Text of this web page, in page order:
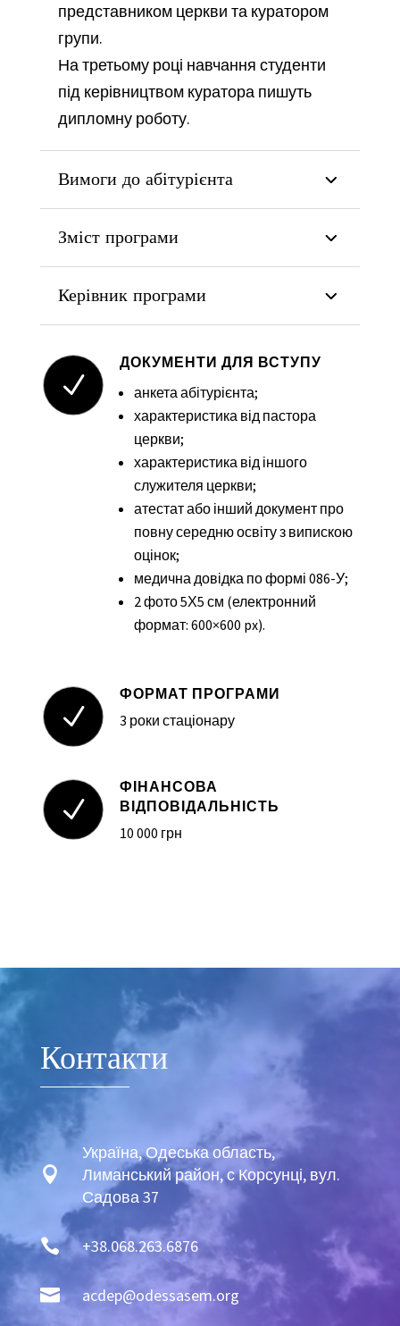
представником церкви та куратором
групи.
На третьому році навчання студенти
під керівництвом куратора пишуть
дипломну роботу.
Вимоги до абітурієнта
Зміст програми
Керівник програми
N
ДОКУМЕНТИ ДЛЯ ВСТУПУ
анкета абітурієнта;
характеристика від пастора
церкви;
характеристика від іншого
служителя церкви;
атестат або інший документ про
повну середню освіту з випискою
оцінок;
медична довідка по формі 086-У;
2 фото 5Х5 см (електронний
формат: 600×600 px).
N
ФОРМАТ ПРОГРАМИ
3 роки стаціонару
N
ФІНАНСОВА
ВІДПОВІДАЛЬНІСТЬ
10 000 грн
Video
Player
Контакти

Україна, Одеська область,
Лиманський район, с Корсунці, вул.
Садова 37
 +38.068.263.6876
 acdep@odessasem.org